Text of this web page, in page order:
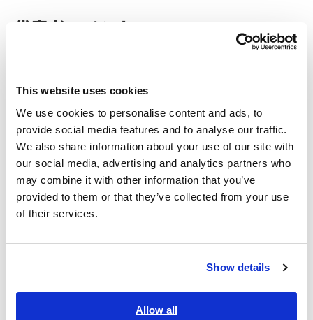
This website uses cookies
We use cookies to personalise content and ads, to
provide social media features and to analyse our traffic.
We also share information about your use of our site with
our social media, advertising and analytics partners who
may combine it with other information that you’ve
provided to them or that they’ve collected from your use
of their services.
Show details
Allow all
代表者コメント
HIOKI ELECTRIC VIETNAM COMPANY LIMITED 社長 竹澤
近年、ベトナムのGDPは6〜7％台と高い成長率を維持し、年間
造業を中心に海外からの投資が拡大しています。
このような成長著しい市場において現地にアフターサービス体
制を構築することは、当社にとって重要な取り組みです。グロ
ーバル企業を含め多くの投資が集まるベトナムにおいて、製品
導入後も含めた一貫したサポートを提供することで、お客様の
業務を支える電気計測ソリューションの価値を高め、同国の産
業発展に貢献してまいります。
チャイナプラスワンの動きを背景に、ベトナムへの製造業の進
出や生産シフトが加速しています。これに伴い、現地での安定